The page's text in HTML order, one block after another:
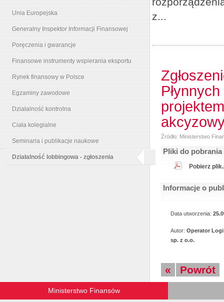
Unia Europejska
Generalny Inspektor Informacji Finansowej
Poręczenia i gwarancje
Finansowe instrumenty wspierania eksportu
Rynek finansowy w Polsce
Egzaminy zawodowe
Działalność kontrolna
Ciała kolegialne
Seminaria i publikacje naukowe
Działalność lobbingowa - zgłoszenia
z...
Źródło: Ministerstwo
Pliki do pobrania
Pobierz
Informacje o
Data utworzenia:
Autor: Operator
sp. z o.o.
« Powrót
Ministerstwo Finansów